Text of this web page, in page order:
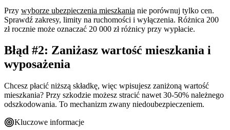
Przy wyborze ubezpieczenia mieszkania nie porównuj tylko cen.
Sprawdź zakresy, limity na ruchomości i wyłączenia. Różnica 200
zł rocznie może oznaczać 20 000 zł różnicy przy wypłacie.
Błąd #2: Zaniżasz wartość mieszkania i
wyposażenia
Chcesz płacić niższą składkę, więc wpisujesz zaniżoną wartość
mieszkania? Przy szkodzie możesz stracić nawet 30-50% należnego
odszkodowania. To mechanizm zwany niedoubezpieczeniem.
Kluczowe informacje